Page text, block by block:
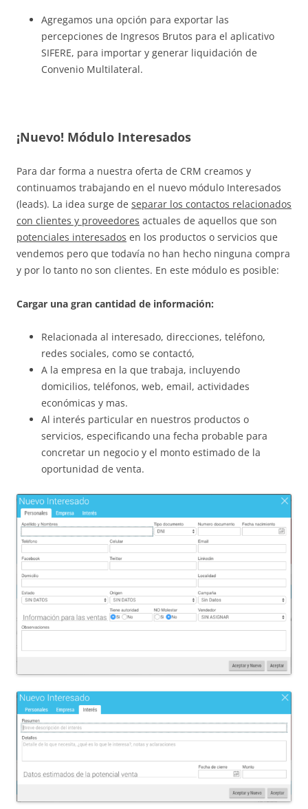
Agregamos una opción para exportar las
percepciones de Ingresos Brutos para el aplicativo
SIFERE, para importar y generar liquidación de
Convenio Multilateral.
¡Nuevo! Módulo Interesados
Para dar forma a nuestra oferta de CRM creamos y
continuamos trabajando en el nuevo módulo Interesados
(leads). La idea surge de separar los contactos relacionados
con clientes y proveedores actuales de aquellos que son
potenciales interesados en los productos o servicios que
vendemos pero que todavía no han hecho ninguna compra
y por lo tanto no son clientes. En este módulo es posible:
Cargar una gran cantidad de información:
Relacionada al interesado, direcciones, teléfono,
redes sociales, como se contactó,
A la empresa en la que trabaja, incluyendo
domicilios, teléfonos, web, email, actividades
económicas y mas.
Al interés particular en nuestros productos o
servicios, especificando una fecha probable para
concretar un negocio y el monto estimado de la
oportunidad de venta.